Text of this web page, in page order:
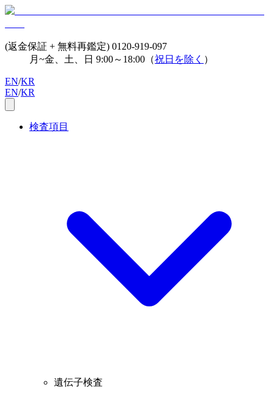
(返金保証 + 無料再鑑定) 0120-919-097
月~金、土、日 9:00～18:00（祝日を除く ）
EN/KR
EN/KR
検査項目
遺伝子検査